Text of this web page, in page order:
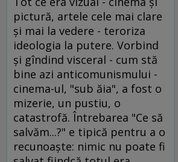
pictură, artele cele mai clare
şi mai la vedere - teroriza
ideologia la putere. Vorbind
şi gîndind visceral - cum stă
bine azi anticomunismului -
cinema-ul, "sub ăia", a fost o
mizerie, un pustiu, o
catastrofă. Întrebarea "Ce să
salvăm...?" e tipică pentru a o
recunoaşte: nimic nu poate fi